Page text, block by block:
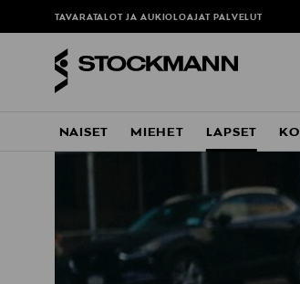
TAVARATALOT JA AUKIOLOAJAT PALVELUT
NAISET MIEHET LAPSET